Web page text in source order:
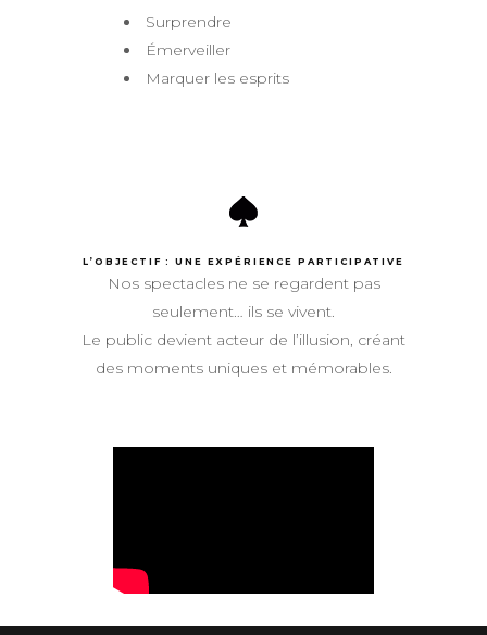
Surprendre
Émerveiller
Marquer les esprits
L’OBJECTIF : UNE EXPÉRIENCE PARTICIPATIVE
Nos spectacles ne se regardent pas
seulement… ils se vivent.
Le public devient acteur de l’illusion, créant
des moments uniques et mémorables.